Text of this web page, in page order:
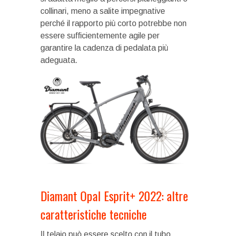
collinari, meno a salite impegnative
perché il rapporto più corto potrebbe non
essere sufficientemente agile per
garantire la cadenza di pedalata più
adeguata.
Diamant Opal Esprit+ 2022: altre
caratteristiche tecniche
Il telaio può essere scelto con il tubo